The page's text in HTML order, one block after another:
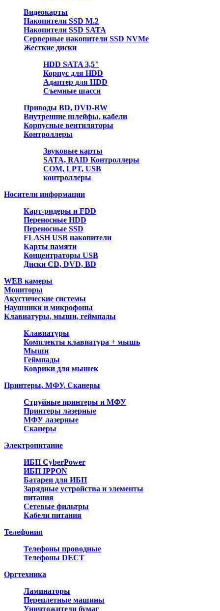
Видеокарты
Накопители SSD M.2
Накопители SSD SATA
Серверные накопители SSD NVMe
Жесткие диски
HDD SATA 3,5"
Корпус для HDD
Адаптер для HDD
Съемные шасси
Приводы BD, DVD-RW
Внутренние шлейфы, кабели
Корпусные вентиляторы
Контроллеры
Звуковые карты
SATA, RAID Контроллеры
COM, LPT, USB
контроллеры
Носители информации
Карт-ридеры и FDD
Переносные HDD
Переносные SSD
FLASH USB накопители
Карты памяти
Концентраторы USB
Диски CD, DVD, BD
WEB камеры
Мониторы
Акустические системы
Наушники и микрофоны
Клавиатуры, мыши, геймпады
Клавиатуры
Комплекты клавиатура + мышь
Мыши
Геймпады
Коврики для мышек
Принтеры, МФУ, Сканеры
Струйные принтеры и МФУ
Принтеры лазерные
МФУ лазерные
Сканеры
Электропитание
ИБП CyberPower
ИБП IPPON
Батареи для ИБП
Зарядные устройства и элементы
питания
Сетевые фильтры
Кабели питания
Телефония
Телефоны проводные
Телефоны DECT
Оргтехника
Ламинаторы
Переплетные машины
Уничтожители бумаг